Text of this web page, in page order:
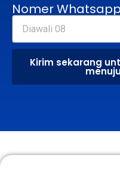
Nomer Whatsapp
Kirim sekarang